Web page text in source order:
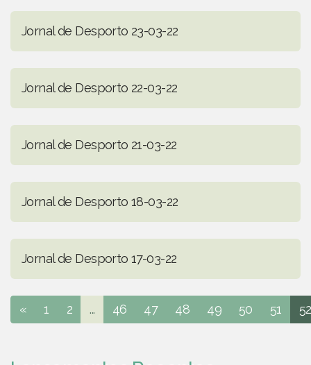
Jornal de Desporto 23-03-22
Jornal de Desporto 22-03-22
Jornal de Desporto 21-03-22
Jornal de Desporto 18-03-22
Jornal de Desporto 17-03-22
« 1 2 ... 46 47 48 49 50 51 52